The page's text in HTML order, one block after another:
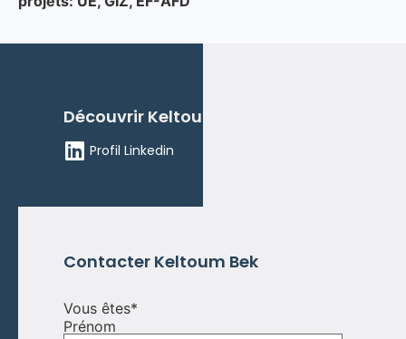
Découvrir Keltoum Bek
Profil Linkedin
Contacter Keltoum Bek
Vous êtes*
Prénom